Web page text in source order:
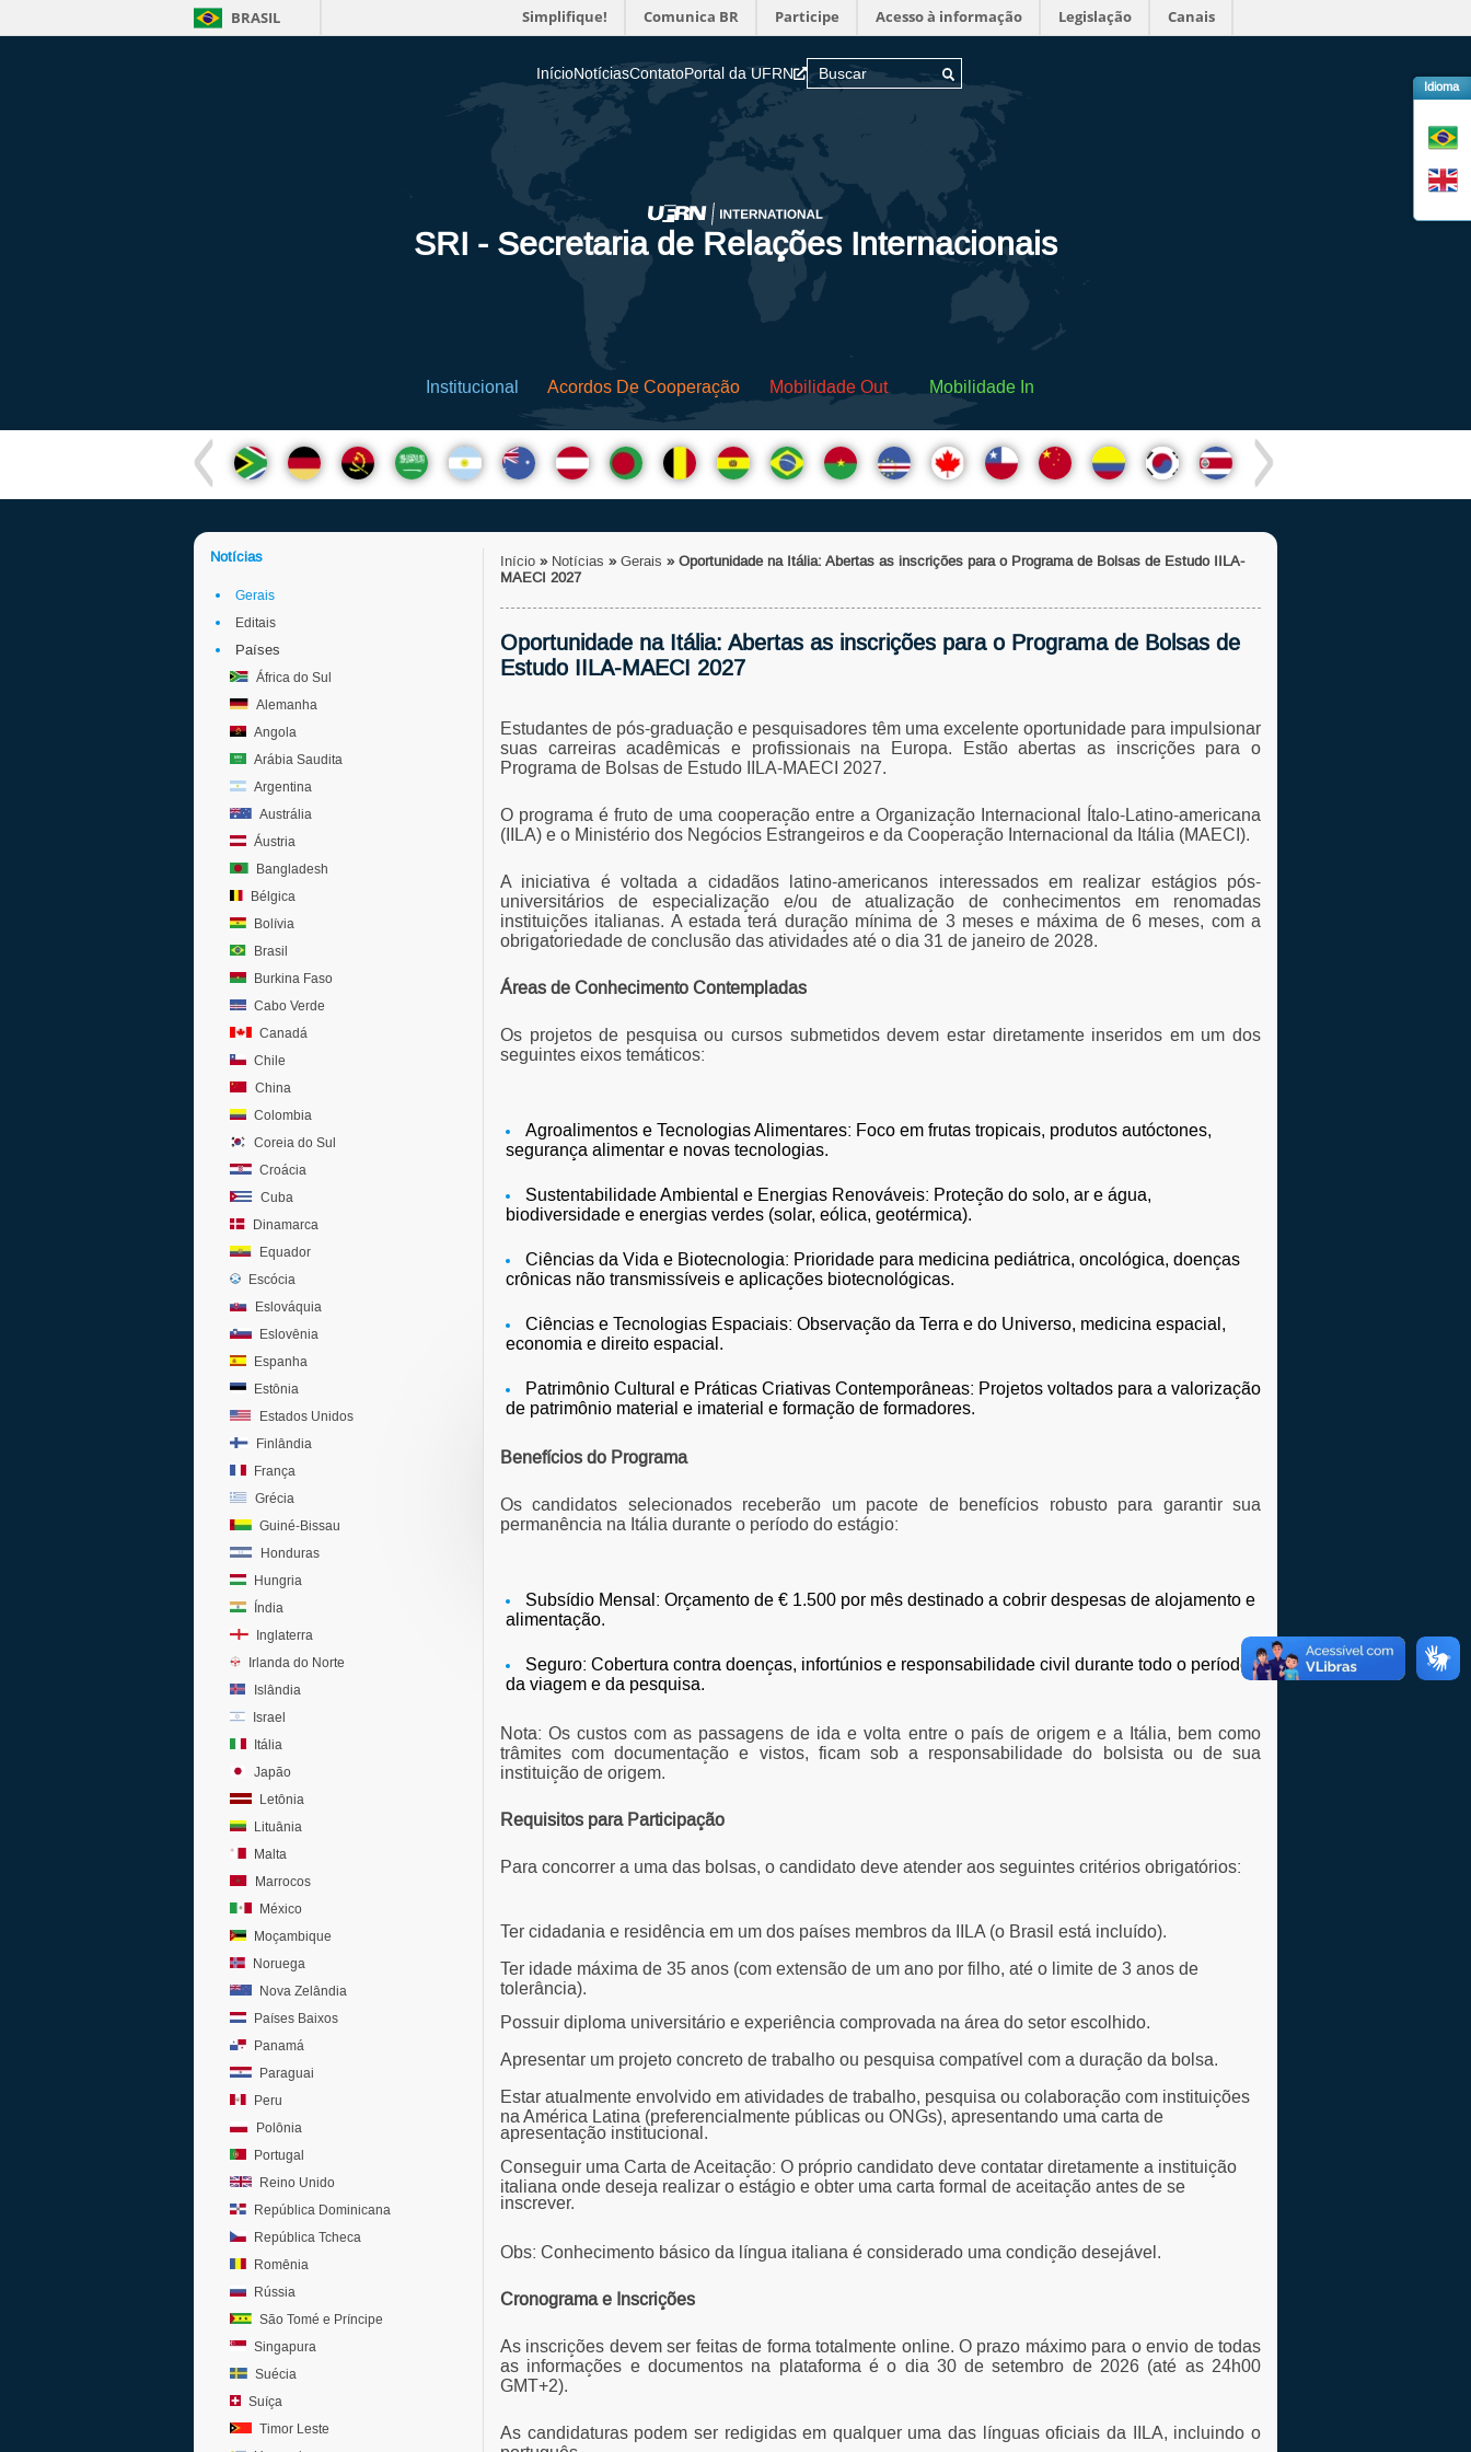
BRASIL Simplifique! Comunica BR Participe Acesso à informação Legislação Canais
Idioma
InícioNotíciasContatoPortal da UFRN
SRI - Secretaria de Relações Internacionais
Institucional Acordos De Cooperação Mobilidade Out Mobilidade In
Notícias
Gerais
Editais
Países
África do Sul
Alemanha
Angola
Arábia Saudita
Argentina
Austrália
Áustria
Bangladesh
Bélgica
Bolívia
Brasil
Burkina Faso
Cabo Verde
Canadá
Chile
China
Colombia
Coreia do Sul
Croácia
Cuba
Dinamarca
Equador
Escócia
Eslováquia
Eslovênia
Espanha
Estônia
Estados Unidos
Finlândia
França
Grécia
Guiné-Bissau
Honduras
Hungria
Índia
Inglaterra
Irlanda do Norte
Islândia
Israel
Itália
Japão
Letônia
Lituânia
Malta
Marrocos
México
Moçambique
Noruega
Nova Zelândia
Países Baixos
Panamá
Paraguai
Peru
Polônia
Portugal
Reino Unido
República Dominicana
República Tcheca
Romênia
Rússia
São Tomé e Príncipe
Singapura
Suécia
Suíça
Timor Leste
Início »Notícias » Gerais » Oportunidade na Itália: Abertas as inscrições para o Programa de Bolsas de Estudo IILA-
MAECI 2027
Oportunidade na Itália: Abertas as inscrições para o Programa de Bolsas de
Estudo IILA-MAECI 2027
Estudantes de pós-graduação e pesquisadores têm uma excelente oportunidade para impulsionar
suas carreiras acadêmicas e profissionais na Europa. Estão abertas as inscrições para o
Programa de Bolsas de Estudo IILA-MAECI 2027.
O programa é fruto de uma cooperação entre a Organização Internacional Ítalo-Latino-americana
(IILA) e o Ministério dos Negócios Estrangeiros e da Cooperação Internacional da Itália (MAECI).
A iniciativa é voltada a cidadãos latino-americanos interessados em realizar estágios pós-
universitários de especialização e/ou de atualização de conhecimentos em renomadas
instituições italianas. A estada terá duração mínima de 3 meses e máxima de 6 meses, com a
obrigatoriedade de conclusão das atividades até o dia 31 de janeiro de 2028.
Áreas de Conhecimento Contempladas
Os projetos de pesquisa ou cursos submetidos devem estar diretamente inseridos em um dos
seguintes eixos temáticos:
Agroalimentos e Tecnologias Alimentares: Foco em frutas tropicais, produtos autóctones,
segurança alimentar e novas tecnologias.
Sustentabilidade Ambiental e Energias Renováveis: Proteção do solo, ar e água,
biodiversidade e energias verdes (solar, eólica, geotérmica).
Ciências da Vida e Biotecnologia: Prioridade para medicina pediátrica, oncológica, doenças
crônicas não transmissíveis e aplicações biotecnológicas.
Ciências e Tecnologias Espaciais: Observação da Terra e do Universo, medicina espacial,
economia e direito espacial.
Patrimônio Cultural e Práticas Criativas Contemporâneas: Projetos voltados para a valorização
de patrimônio material e imaterial e formação de formadores.
Benefícios do Programa
Os candidatos selecionados receberão um pacote de benefícios robusto para garantir sua
permanência na Itália durante o período do estágio:
Subsídio Mensal: Orçamento de € 1.500 por mês destinado a cobrir despesas de alojamento e
alimentação.
Seguro: Cobertura contra doenças, infortúnios e responsabilidade civil durante todo o período
da viagem e da pesquisa.
Nota: Os custos com as passagens de ida e volta entre o país de origem e a Itália, bem como
trâmites com documentação e vistos, ficam sob a responsabilidade do bolsista ou de sua
instituição de origem.
Requisitos para Participação
Para concorrer a uma das bolsas, o candidato deve atender aos seguintes critérios obrigatórios:
Ter cidadania e residência em um dos países membros da IILA (o Brasil está incluído).
Ter idade máxima de 35 anos (com extensão de um ano por filho, até o limite de 3 anos de
tolerância).
Possuir diploma universitário e experiência comprovada na área do setor escolhido.
Apresentar um projeto concreto de trabalho ou pesquisa compatível com a duração da bolsa.
Estar atualmente envolvido em atividades de trabalho, pesquisa ou colaboração com instituições
na América Latina (preferencialmente públicas ou ONGs), apresentando uma carta de
apresentação institucional.
Conseguir uma Carta de Aceitação: O próprio candidato deve contatar diretamente a instituição
italiana onde deseja realizar o estágio e obter uma carta formal de aceitação antes de se
inscrever.
Obs: Conhecimento básico da língua italiana é considerado uma condição desejável.
Cronograma e Inscrições
As inscrições devem ser feitas de forma totalmente online. O prazo máximo para o envio de todas
as informações e documentos na plataforma é o dia 30 de setembro de 2026 (até as 24h00
GMT+2).
As candidaturas podem ser redigidas em qualquer uma das línguas oficiais da IILA, incluindo o